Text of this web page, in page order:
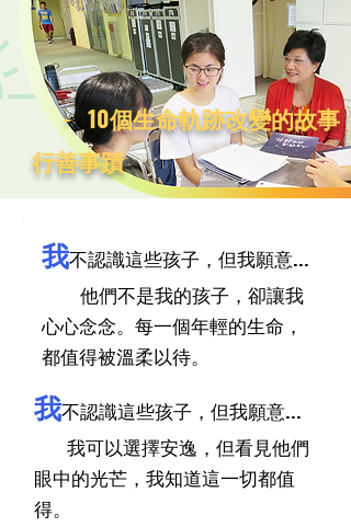
- 10個生命軌跡改變的故事
行善事蹟
我不認識這些孩子，但我願意...
他們不是我的孩子，卻讓我
心心念念。每一個年輕的生命，
都值得被溫柔以待。
我不認識這些孩子，但我願意...
我可以選擇安逸，但看見他們
眼中的光芒，我知道這一切都值
得。